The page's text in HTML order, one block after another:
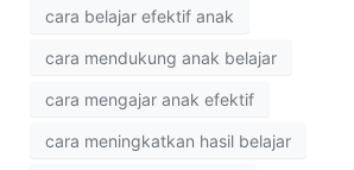
cara belajar efektif anak
cara mendukung anak belajar
cara mengajar anak efektif
cara meningkatkan hasil belajar